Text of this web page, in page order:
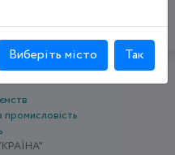
промисловість
Виберіть місто Так